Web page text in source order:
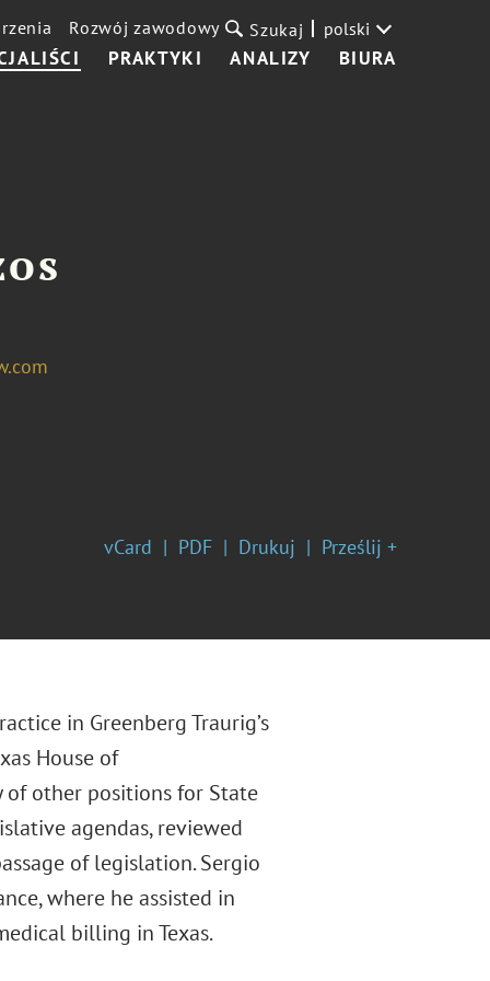
PRAKTYKI ANALIZY BIURA
Rozwój zawodowy Szukaj polski
vCard PDF Drukuj Prześlij +
in Greenberg Traurig’s
House of
of other positions for State
agendas, reviewed
of legislation. Sergio
where he assisted in
billing in Texas.